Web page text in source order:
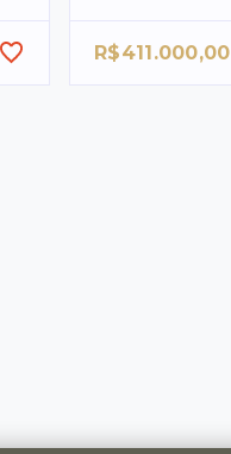
R$411.000,00